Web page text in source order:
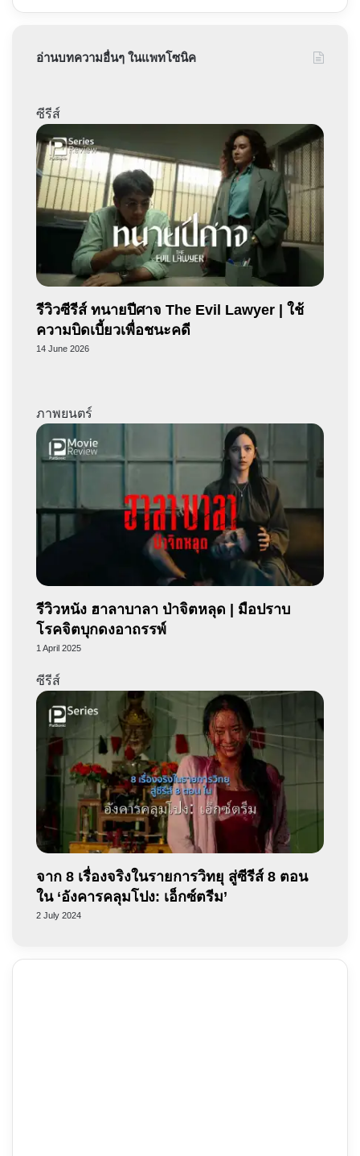
อ่านบทความอื่นๆ ในแพทโซนิค
ซีรีส์
รีวิวซีรีส์ ทนายปีศาจ The Evil Lawyer | ใช้
ความบิดเบี้ยวเพื่อชนะคดี
14 June 2026
ภาพยนตร์
รีวิวหนัง ฮาลาบาลา ป่าจิตหลุด | มือปราบ
โรคจิตบุกดงอาถรรพ์
1 April 2025
ซีรีส์
จาก 8 เรื่องจริงในรายการวิทยุ สู่ซีรีส์ 8 ตอน
ใน ‘อังคารคลุมโปง: เอ็กซ์ตรีม’
2 July 2024